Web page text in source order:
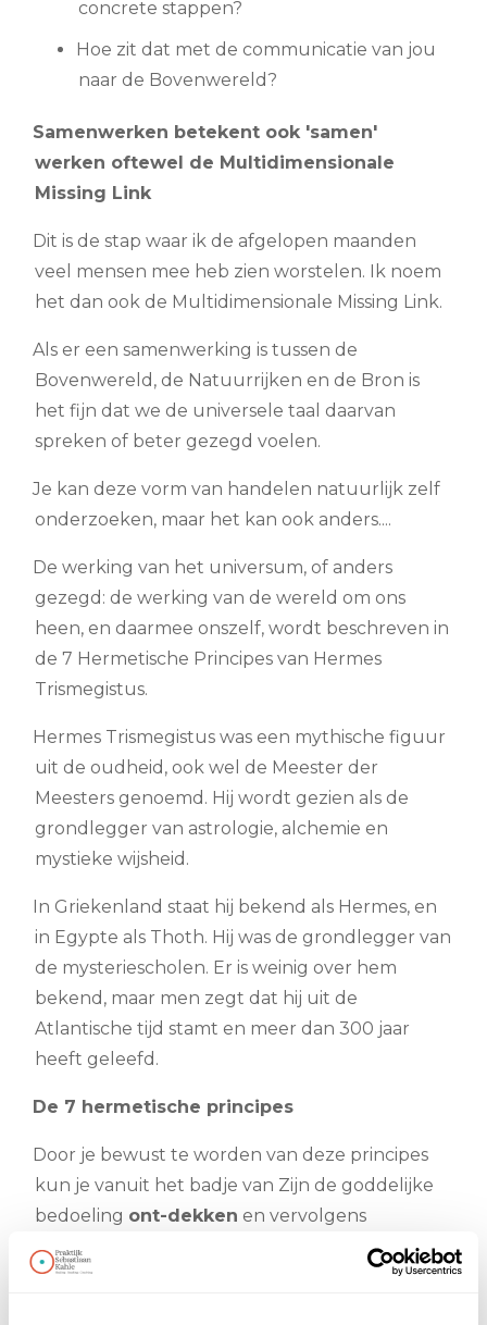
concrete stappen?
Hoe zit dat met de communicatie van jou
naar de Bovenwereld?
Samenwerken betekent ook 'samen'
werken oftewel de Multidimensionale
Missing Link
Dit is de stap waar ik de afgelopen maanden
veel mensen mee heb zien worstelen. Ik noem
het dan ook de Multidimensionale Missing Link.
Als er een samenwerking is tussen de
Bovenwereld, de Natuurrijken en de Bron is
het fijn dat we de universele taal daarvan
spreken of beter gezegd voelen.
Je kan deze vorm van handelen natuurlijk zelf
onderzoeken, maar het kan ook anders....
De werking van het universum, of anders
gezegd: de werking van de wereld om ons
heen, en daarmee onszelf, wordt beschreven in
de 7 Hermetische Principes van Hermes
Trismegistus.
Hermes Trismegistus was een mythische figuur
uit de oudheid, ook wel de Meester der
Meesters genoemd. Hij wordt gezien als de
grondlegger van astrologie, alchemie en
mystieke wijsheid.
In Griekenland staat hij bekend als Hermes, en
in Egypte als Thoth. Hij was de grondlegger van
de mysteriescholen. Er is weinig over hem
bekend, maar men zegt dat hij uit de
Atlantische tijd stamt en meer dan 300 jaar
heeft geleefd.
De 7 hermetische principes
Door je bewust te worden van deze principes
kun je vanuit het badje van Zijn de goddelijke
bedoeling ont-dekken en vervolgens
beginnen te creëren